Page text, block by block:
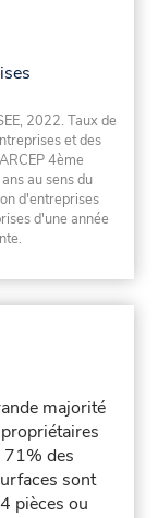
2022. Taux de
et des
4ème
au sens du
d'entreprises
d'une année
majorité
71% des
sont
pièces ou